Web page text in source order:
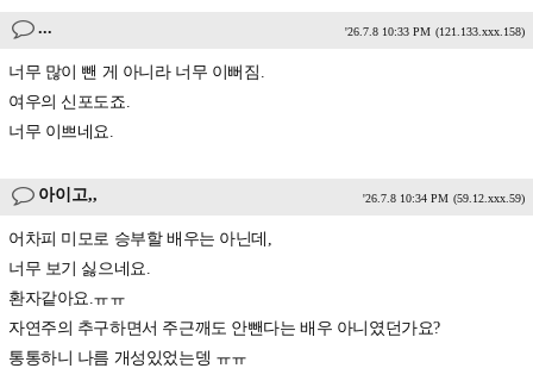
... '26.7.8 10:33 PM (121.133.xxx.158)
너무 많이 뺀 게 아니라 너무 이뻐짐.
여우의 신포도죠.
너무 이쁘네요.
아이고,, '26.7.8 10:34 PM (59.12.xxx.59)
어차피 미모로 승부할 배우는 아닌데,
너무 보기 싫으네요.
환자같아요.ㅠㅠ
자연주의 추구하면서 주근깨도 안뺀다는 배우 아니였던가요?
통통하니 나름 개성있었는뎅 ㅠㅠ